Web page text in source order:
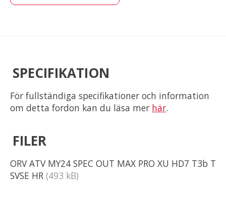
SPECIFIKATION
För fullständiga specifikationer och information
om detta fordon kan du läsa mer här.
FILER
ORV ATV MY24 SPEC OUT MAX PRO XU HD7 T3b T
SVSE HR (493 kB)